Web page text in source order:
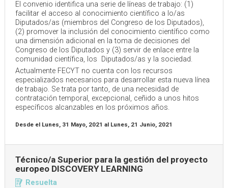
El convenio identifica una serie de líneas de trabajo: (1)
facilitar el acceso al conocimiento científico a lo/as
Diputados/as (miembros del Congreso de los Diputados),
(2) promover la inclusión del conocimiento científico como
una dimensión adicional en la toma de decisiones del
Congreso de los Diputados y (3) servir de enlace entre la
comunidad científica, los Diputados/as y la sociedad.
Actualmente FECYT no cuenta con los recursos
especializados necesarios para desarrollar esta nueva línea
de trabajo. Se trata por tanto, de una necesidad de
contratación temporal, excepcional, ceñido a unos hitos
específicos alcanzables en los próximos años.
Desde el Lunes, 31 Mayo, 2021 al Lunes, 21 Junio, 2021
Técnico/a Superior para la gestión del proyecto
europeo DISCOVERY LEARNING
Resuelta